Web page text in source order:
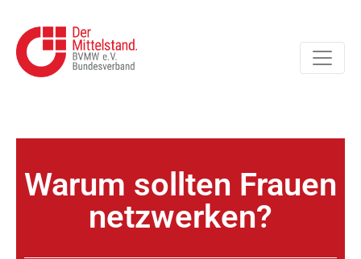
Warum sollten Frauen
netzwerken?